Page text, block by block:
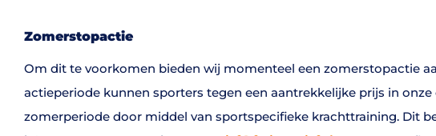
Zomerstopactie
Om dit te voorkomen bieden wij momenteel een zomerstopactie
actieperiode kunnen sporters tegen een aantrekkelijke prijs in
zomerperiode door middel van sportspecifieke krachttraining. Dit